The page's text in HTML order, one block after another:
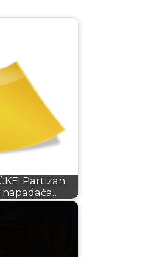
Partizan